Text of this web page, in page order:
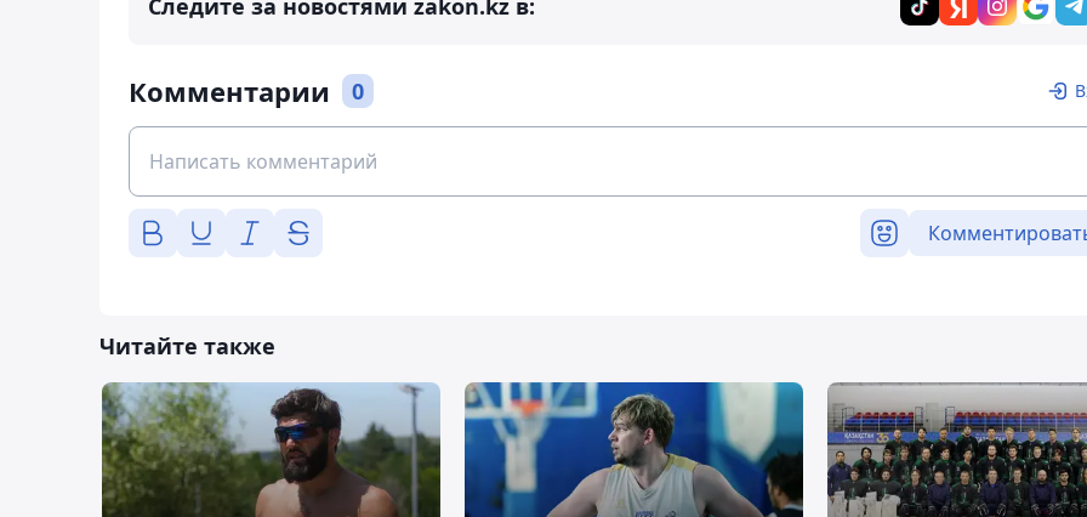
Следите за новостями zakon.kz в:
Комментарии 0
Читайте также